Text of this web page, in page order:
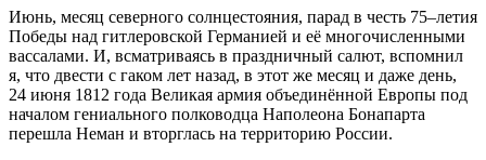
Июнь, месяц северного солнцестояния, парад в честь 75–летия
Победы над гитлеровской Германией и её многочисленными
вассалами. И, всматриваясь в праздничный салют, вспомнил
я, что двести с гаком лет назад, в этот же месяц и даже день,
24 июня 1812 года Великая армия объединённой Европы под
началом гениального полководца Наполеона Бонапарта
перешла Неман и вторглась на территорию России.